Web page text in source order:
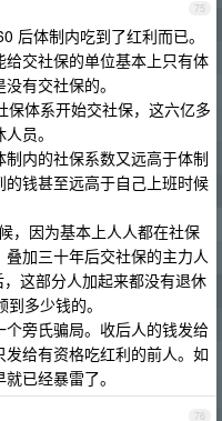
75
后体制内吃到了红利而已。
交社保的单位基本上只有体
有交社保的。
体系开始交社保，这六亿多
员。
内的社保系数又远高于体制
钱甚至远高于自己上班时候
，因为基本上人人都在社保
加三十年后交社保的主力人
这部分人加起来都没有退休
多少钱的。
旁氏骗局。收后人的钱发给
给有资格吃红利的前人。如
已经暴雷了。
76